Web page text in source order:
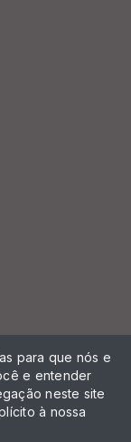
para que nós e
e entender
neste site
à nossa